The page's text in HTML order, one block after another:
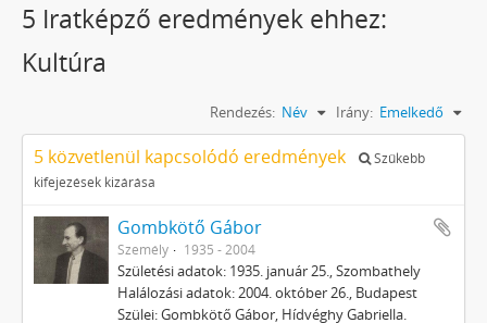
5 Iratképző eredmények ehhez:
Kultúra
Rendezés: Név Irány: Emelkedő
5 közvetlenül kapcsolódó eredmények
Szűkebb
kifejezések kizárása
Gombkötő Gábor
Személy 1935 - 2004
Születési adatok: 1935. január 25., Szombathely
Halálozási adatok: 2004. október 26., Budapest
Szülei: Gombkötő Gábor, Hídvéghy Gabriella.